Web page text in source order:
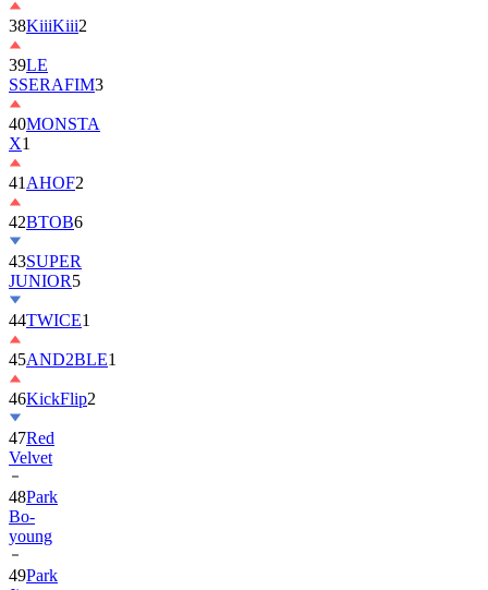
38KiiiKiii2
39LE
SSERAFIM3
40MONSTA
X1
41 AHOF2
42BTOB6
43SUPER
JUNIOR5
44TWICE1
45AND2BLE1
46KickFlip2
47Red
Velvet
48Park
Bo-
young
49Park